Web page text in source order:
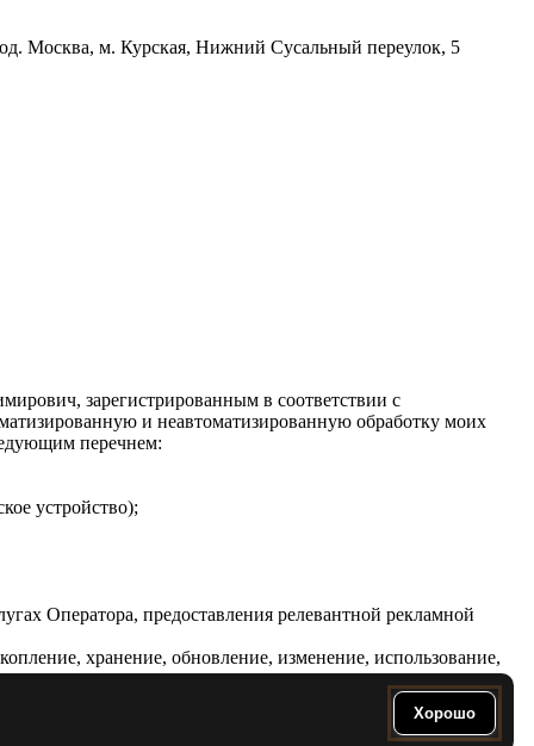
Москва, м. Курская, Нижний Сусальный переулок, 5
зарегистрированным в соответствии с
и неавтоматизированную обработку моих
перечнем:
устройство);
Оператора, предоставления релевантной рекламной
хранение, обновление, изменение, использование,
срока в случае отзыва субъектом персональных
Хорошо